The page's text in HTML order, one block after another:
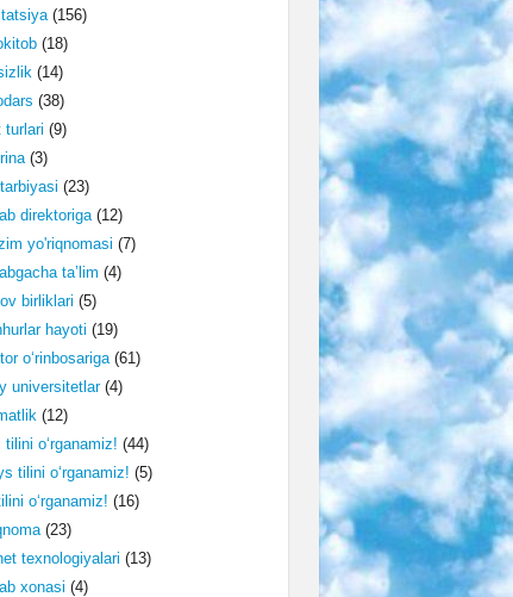
(156)
(18)
(14)
(38)
turlari (9)
(3)
(23)
direktoriga(12)
yo'riqnomasi (7)
ta’lim (4)
birliklari (5)
hayoti (19)
o‘rinbosariga(61)
universitetlar(4)
(12)
tilini o‘rganamiz! (44)
tilini o‘rganamiz! (5)
o‘rganamiz! (16)
(23)
texnologiyalari (13)
xonasi (4)